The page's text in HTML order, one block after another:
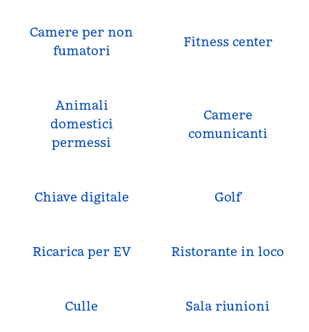
Camere per non
fumatori
Fitness center
Animali
domestici
permessi
Camere
comunicanti
Chiave digitale Golf
Ricarica per EV Ristorante in loco
Culle Sala riunioni